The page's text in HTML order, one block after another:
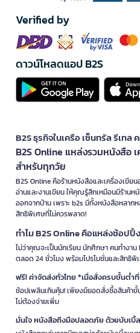
Verified by
ดาวน์โหลดแอป B2S
B2S ธุรกิจในเครือ เซ็นทรัล รีเท
B2S Online แหล่งรวมหนังสือ
สำหรับทุกวัย
B2S Online คือร้านหนังสือและเครื่องเขีย
อ่านและงานเขียน ให้คุณรู้สึกเหมือนมีร้าน
ออกจากบ้าน เพราะ b2s มีทั้งหนังสือหลา
สิทธิพิเศษที่ไม่ควรพลาด!
ทำไม B2S Online คือแหล่งช้อป
ไม่ว่าคุณจะเป็นนักเรียน นักศึกษา คนทำง
ตลอด 24 ชั่วโมง พร้อมโปรโมชั่นและสิทธิพิ
ฟรี! ค่าจัดส่งทั่วไทย *เมื่อสั่งครบขั้นต่ำ
ช้อปเพลินเกินคุ้ม! เพียงมียอดสั่งซื้อสินค้า
ไม่ต้องจ่ายเพิ่ม
มั่นใจ หนังสือถึงมือปลอดภัย ด้วยบับเบิ้